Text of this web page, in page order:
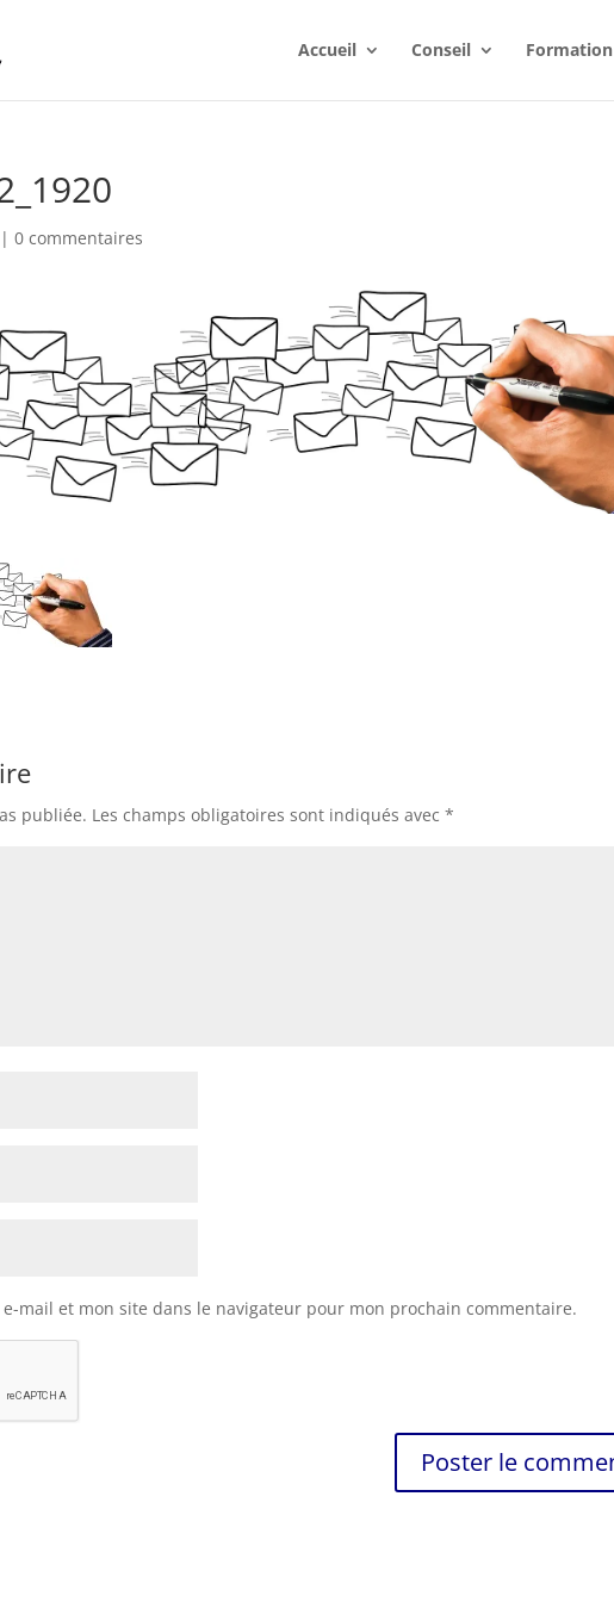
Accueil Conseil Formation
|0 commentaires
publiée. Les champs obligatoires sont indiqués avec*
mail et mon site dans le navigateur pour mon prochain commentaire.